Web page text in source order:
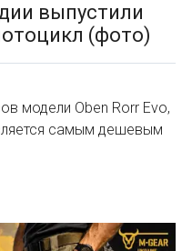
выпустили
(фото)
модели Oben Rorr Evo,
самым дешевым